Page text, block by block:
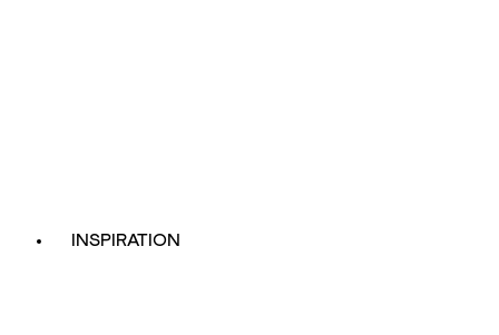
INSPIRATION